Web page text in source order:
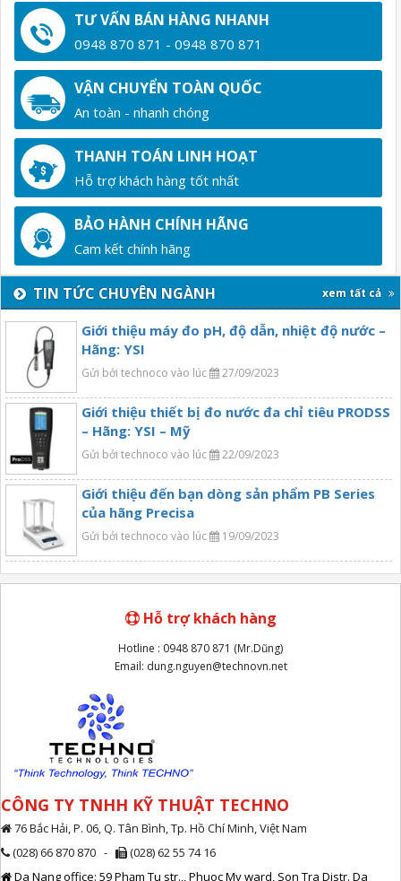
TƯ VẤN BÁN HÀNG NHANH
0948 870 871 - 0948 870 871
VẬN CHUYỂN TOÀN QUỐC
An toàn - nhanh chóng
THANH TOÁN LINH HOẠT
Hỗ trợ khách hàng tốt nhất
BẢO HÀNH CHÍNH HÃNG
Cam kết chính hãng
TIN TỨC CHUYÊN NGÀNH xem tất cả
Giới thiệu máy đo pH, độ dẫn, nhiệt độ nước –
Hãng: YSI
Gửi bởi technoco vào lúc 27/09/2023
Giới thiệu thiết bị đo nước đa chỉ tiêu PRODSS
– Hãng: YSI – Mỹ
Gửi bởi technoco vào lúc 22/09/2023
Giới thiệu đến bạn dòng sản phẩm PB Series
của hãng Precisa
Gửi bởi technoco vào lúc 19/09/2023
Hỗ trợ khách hàng
Hotline : 0948 870 871 (Mr.Dũng)
Email: dung.nguyen@technovn.net
CÔNG TY TNHH KỸ THUẬT TECHNO
76 Bắc Hải, P. 06, Q. Tân Bình, Tp. Hồ Chí Minh, Việt Nam
(028) 66 870 870 -
(028) 62 55 74 16
Da Nang office: 59 Phạm Tu str.,, Phuoc My ward, Son Tra Distr. Da